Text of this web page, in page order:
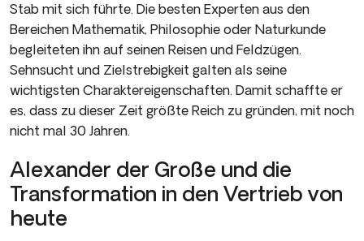
Stab mit sich führte. Die besten Experten aus den
Bereichen Mathematik, Philosophie oder Naturkunde
begleiteten ihn auf seinen Reisen und Feldzügen.
Sehnsucht und Zielstrebigkeit galten als seine
wichtigsten Charaktereigenschaften. Damit schaffte er
es, dass zu dieser Zeit größte Reich zu gründen, mit noch
nicht mal 30 Jahren.
Alexander der Große und die
Transformation in den Vertrieb von
heute